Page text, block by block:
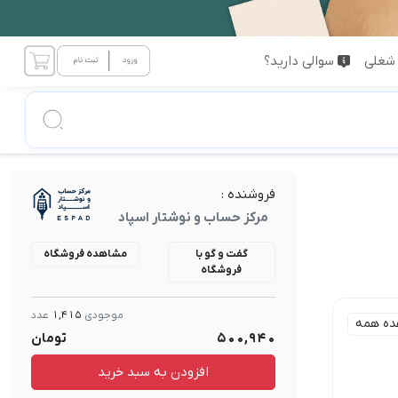
سوالی دارید؟
همه
فروشنده :
مرکز حساب و نوشتار اسپاد
گفت و گو با
فروشگاه
مشاهده فروشگاه
موجودی 1,415 عدد
500,940
تومان
افزودن به سبد خرید